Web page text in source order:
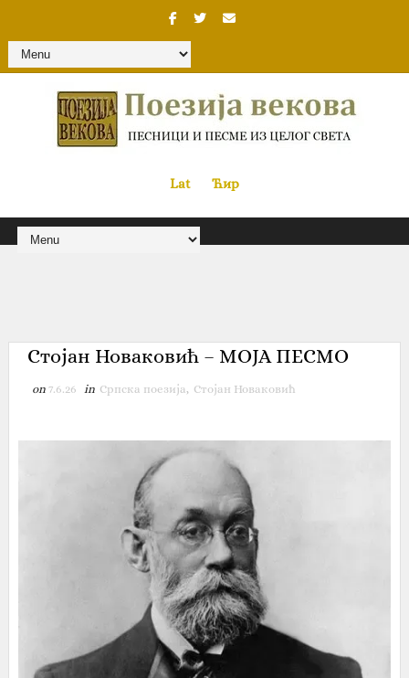
Lat« Ћир
Стојан Новаковић – МОЈА ПЕСМО
on 7.6.26 in Српска поезија, Стојан Новаковић